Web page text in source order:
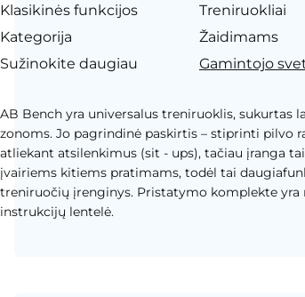
Klasikinės funkcijos
Treniruokliai
Kategorija
Žaidimams
Sužinokite daugiau
Gamintojo
AB Bench yra universalus treniruoklis, sukurtas
zonoms. Jo pagrindinė paskirtis – stiprinti pilvo
atliekant atsilenkimus (sit - ups), tačiau įranga
įvairiems kitiems pratimams, todėl tai
treniruočių įrenginys. Pristatymo komplekte yra
instrukcijų lentelė.